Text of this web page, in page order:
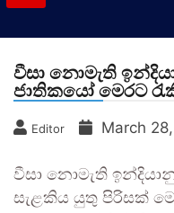
වීසා නොමැති
ජාතිකයෝ මෙරට
Editor March
වීසා නොමැති
සැළකිය යුතු පිරිසක්